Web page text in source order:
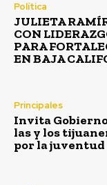
Política
JULIETA
CON
PARA
EN BAJA
Principales
Invita
las y los
por la juventud